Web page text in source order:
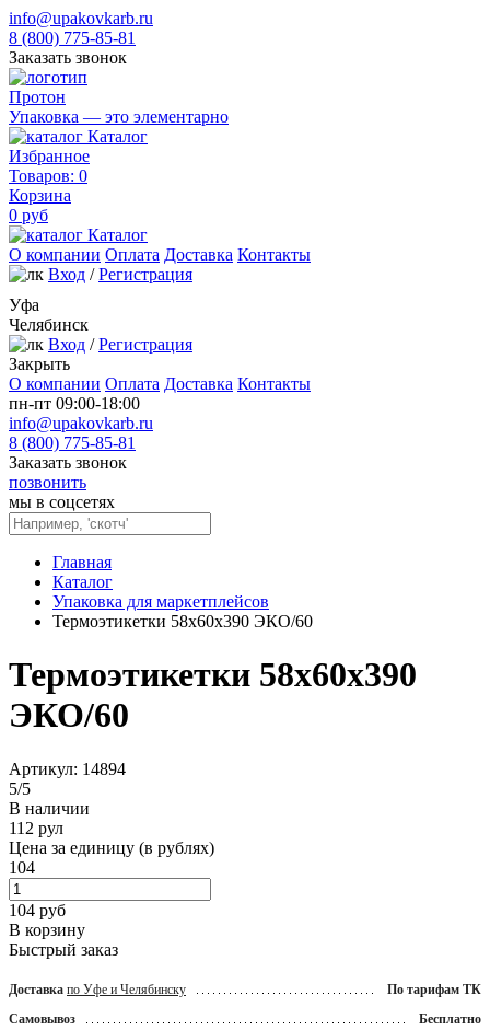
info@upakovkarb.ru
8 (800) 775-85-81
Заказать звонок
Протон
Упаковка — это элементарно
Каталог
Избранное
Товаров: 0
Корзина
0 руб
Каталог
О компании Оплата Доставка Контакты
Вход / Регистрация
Уфа
Челябинск
Вход / Регистрация
Закрыть
О компании Оплата Доставка Контакты
пн-пт 09:00-18:00
info@upakovkarb.ru
8 (800) 775-85-81
Заказать звонок
позвонить
мы в соцсетях
Главная
Каталог
Упаковка для маркетплейсов
Термоэтикетки 58х60х390 ЭКО/60
Термоэтикетки 58х60х390
ЭКО/60
Артикул: 14894
5/5
В наличии
112 рул
Цена за единицу (в рублях)
104
104 руб
В корзину
Быстрый заказ
Доставка по Уфе и Челябинску
По тарифам ТК
Самовывоз
Бесплатно